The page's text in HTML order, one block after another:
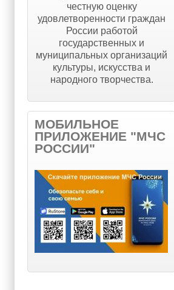
честную оценку
удовлетворенности граждан
России работой
государственных и
муниципальных организаций
культуры, искусства и
народного творчества.
МОБИЛЬНОЕ
ПРИЛОЖЕНИЕ "МЧС
РОССИИ"